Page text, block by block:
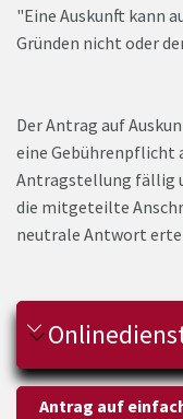
"Eine Auskunft kann
Gründen nicht oder
Der Antrag auf
eine Gebührenpflicht
Antragstellung fällig
die mitgeteilte
neutrale Antwort
Antrag auf